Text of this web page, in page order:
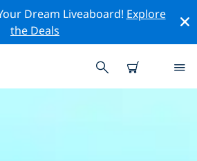
Dream Liveaboard! Explore
the Deals